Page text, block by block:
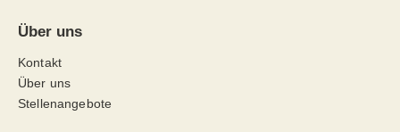
Über uns
Kontakt
Über uns
Stellenangebote